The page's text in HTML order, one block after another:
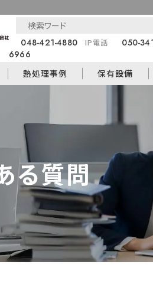
048-421-4880 IP電話
050-
6966
熱処理事例 保有設備
る質問